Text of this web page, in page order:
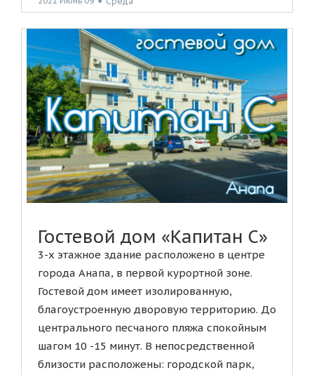
Гостевой дом «Капитан С»
3-х этажное здание расположено в центре
города Анапа, в первой курортной зоне.
Гостевой дом имеет изолированную,
благоустроенную дворовую территорию. До
центрального песчаного пляжа спокойным
шагом 10 -15 минут. В непосредственной
близости расположены: городской парк,